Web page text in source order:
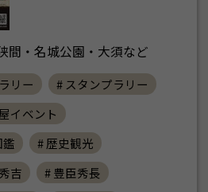
間・名城公園・大須など
リー
# スタンプラリー
イベント
# 歴史観光
吉
# 豊臣秀長